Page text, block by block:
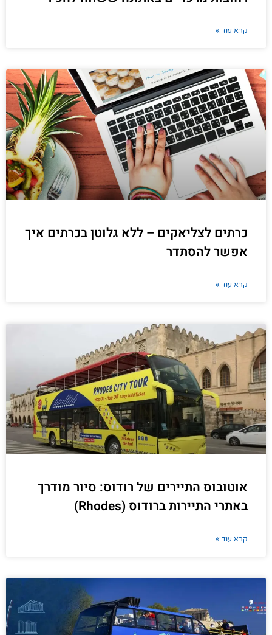
קרא עוד »
כרתים לצליאקים – ללא גלוטן בכרתים איך
אפשר להסתדר
קרא עוד »
אוטובוס התיירים של רודוס: סיור מודרך
באתרי התיירות ברודוס (Rhodes)
קרא עוד »